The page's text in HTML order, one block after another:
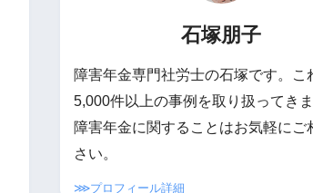
石塚朋子
障害年金専門社労士の石塚です。こ
5,000件以上の事例を取り扱ってきま
障害年金に関することはお気軽にご
さい。
⋙プロフィール詳細